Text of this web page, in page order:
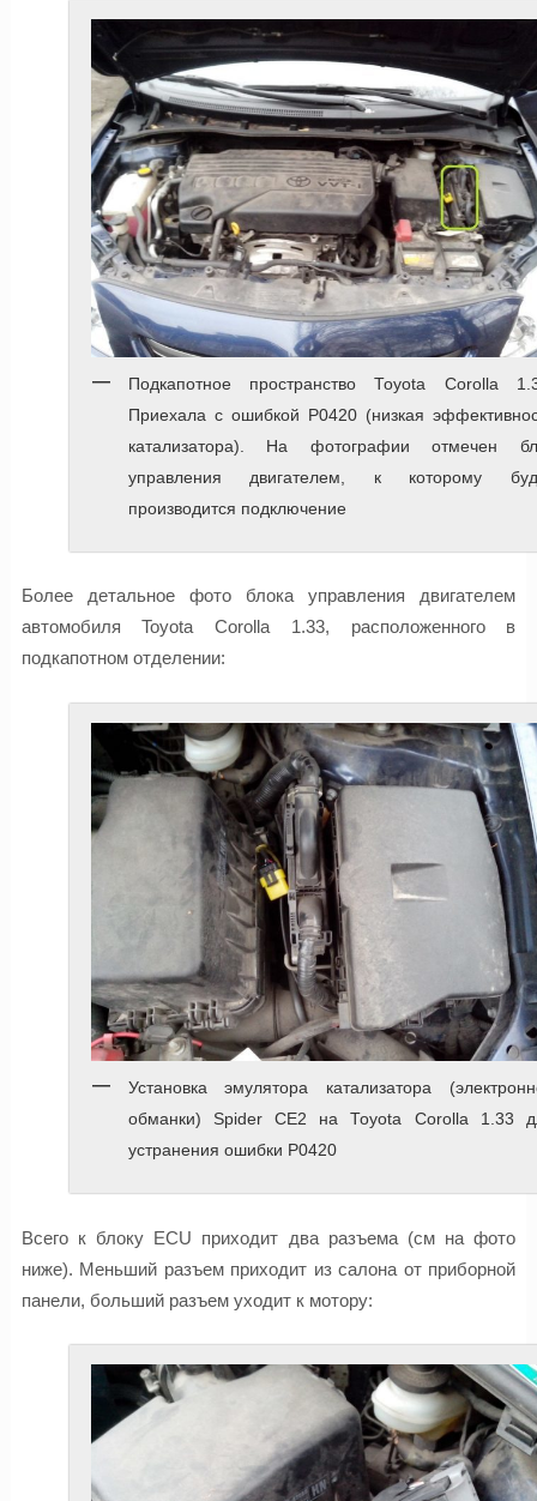
Подкапотное пространство Toyota Corolla
Приехала с ошибкой P0420 (низкая
катализатора). На фотографии отмечен
управления двигателем, к которому
производится подключение
Более детальное фото блока управления двигателем
автомобиля Toyota Corolla 1.33, расположенного в
подкапотном отделении:
Установка эмулятора катализатора
обманки) Spider CE2 на Toyota Corolla 1.33
устранения ошибки P0420
Всего к блоку ECU приходит два разъема (см на фото
ниже). Меньший разъем приходит из салона от приборной
панели, больший разъем уходит к мотору: